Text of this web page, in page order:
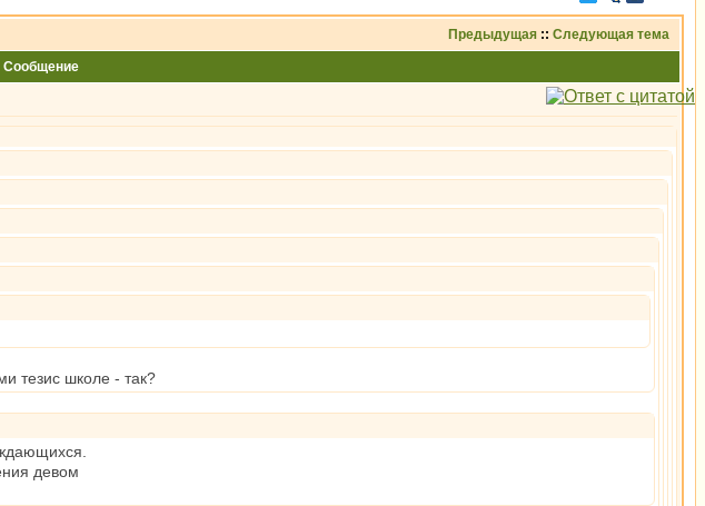
Предыдущая :: Следующая тема
Сообщение
тезис школе - так?
девом